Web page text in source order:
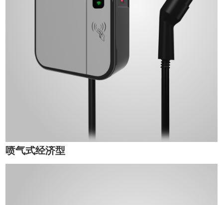
喷气式经济型